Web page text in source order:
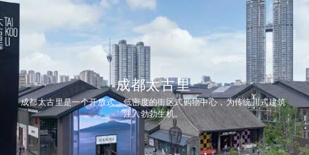
成都太古里
成都太古里是一个开放式、低密度的街区式购物中心，为传统川式建筑
注入勃勃生机。